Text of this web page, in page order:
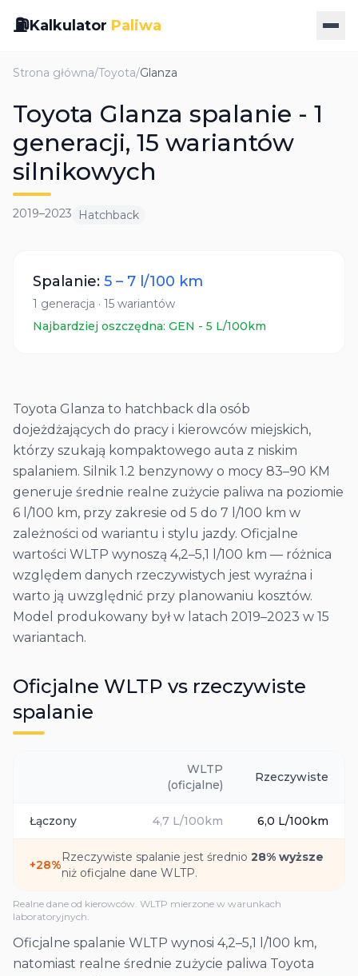
⛽Kalkulator Paliwa
Strona główna/Toyota/Glanza
Toyota Glanza spalanie - 1
generacji, 15 wariantów
silnikowych
2019–2023 Hatchback
Spalanie: 5 – 7 l/100 km
1 generacja · 15 wariantów
Najbardziej oszczędna: GEN - 5 L/100km
Toyota Glanza to hatchback dla osób
dojeżdżających do pracy i kierowców miejskich,
którzy szukają kompaktowego auta z niskim
spalaniem. Silnik 1.2 benzynowy o mocy 83–90 KM
generuje średnie realne zużycie paliwa na poziomie
6 l/100 km, przy zakresie od 5 do 7 l/100 km w
zależności od wariantu i stylu jazdy. Oficjalne
wartości WLTP wynoszą 4,2–5,1 l/100 km — różnica
względem danych rzeczywistych jest wyraźna i
warto ją uwzględnić przy planowaniu kosztów.
Model produkowany był w latach 2019–2023 w 15
wariantach.
Oficjalne WLTP vs rzeczywiste
spalanie
WLTP
(oficjalne)
Rzeczywiste
Łączony 4,7 L/100km 6,0 L/100km
+28%
Rzeczywiste spalanie jest średnio 28% wyższe
niż oficjalne dane WLTP.
Realne dane od kierowców. WLTP mierzone w warunkach
laboratoryjnych.
Oficjalne spalanie WLTP wynosi 4,2–5,1 l/100 km,
natomiast realne średnie zużycie paliwa Toyota